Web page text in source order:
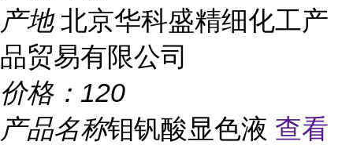
产地 北京华科盛精细化工产
品贸易有限公司
价格： 120
产品名称钼钒酸显色液 查看